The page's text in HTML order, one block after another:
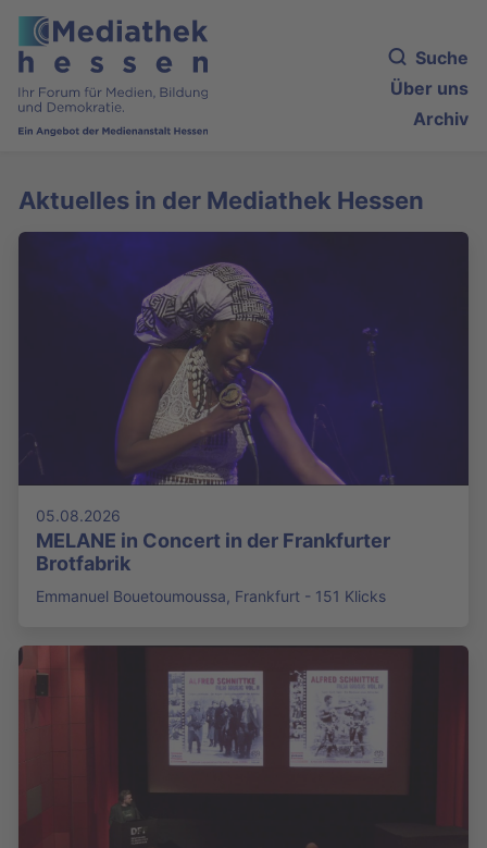
Suche
Über uns
Archiv
Aktuelles in der Mediathek Hessen
05.08.2026
MELANE in Concert in der Frankfurter
Brotfabrik
Emmanuel Bouetoumoussa, Frankfurt - 151 Klicks